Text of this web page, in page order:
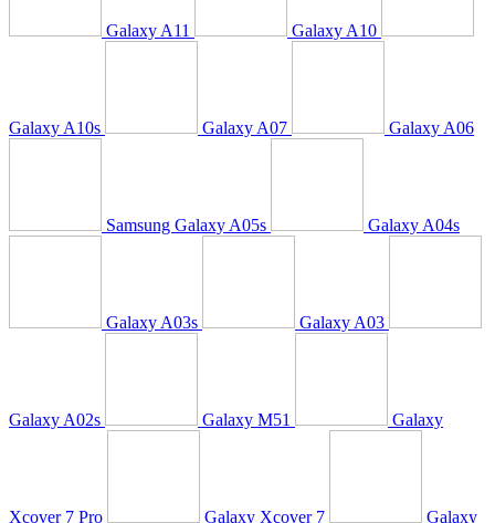
Galaxy A11 Galaxy A10
Galaxy A10s Galaxy A07 Galaxy A06
Samsung Galaxy A05s Galaxy A04s
Galaxy A03s Galaxy A03
Galaxy A02s Galaxy M51 Galaxy
Xcover 7 Pro Galaxy Xcover 7 Galaxy